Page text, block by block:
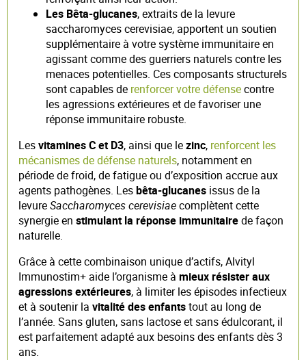
Les Bêta-glucanes, extraits de la levure
saccharomyces cerevisiae, apportent un soutien
supplémentaire à votre système immunitaire en
agissant comme des guerriers naturels contre les
menaces potentielles. Ces composants structurels
sont capables de renforcer votre défensecontre
les agressions extérieures et de favoriser une
réponse immunitaire robuste.
Lesvitamines C et D3, ainsi que lezinc, renforcent les
mécanismes de défense naturels, notamment en
période de froid, de fatigue ou d’exposition accrue aux
agents pathogènes. Lesbêta-glucanes issus de la
levureSaccharomyces cerevisiaecomplètent cette
synergie en stimulant la réponse immunitairede façon
naturelle.
Grâce à cette combinaison unique d’actifs, Alvityl
Immunostim+ aide l’organisme à mieux résister aux
agressions extérieures, à limiter les épisodes infectieux
et à soutenir la vitalité des enfantstout au long de
l’année. Sans gluten, sans lactose et sans édulcorant, il
est parfaitement adapté aux besoins des enfants dès 3
ans.